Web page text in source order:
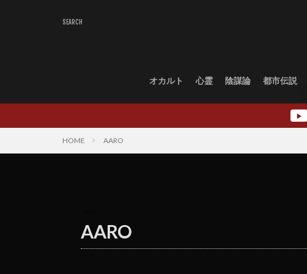
オカルト 心霊 陰謀論 都市伝説
▶
HOME AARO
AARO